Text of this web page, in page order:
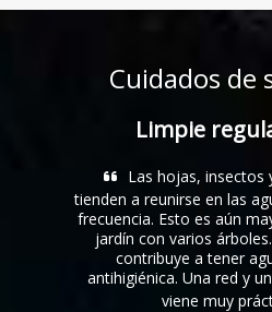
Cuidados de
Limpie
Las hojas, insectos y otros
tienden a reunirse en las aguas de
frecuencia. Esto es aún mayor si
jardín con varios árboles. Si se
contribuye a tener agua en la
antihigiénica. Una red y un poste
viene muy práctico.